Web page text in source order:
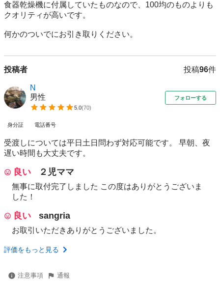
食器乾燥機に付属していたものなので、100均のものよりも
クオリティが高いです。
何かのついでにお引き取りください。
投稿者 投稿96件
N
男性
5.0(70)
フォローする
身分証 電話番号
受渡しについては平日土日問わず対応可能です。 早朝、夜
遅い時間も大丈夫です。
良い ２児ママ
無事に取付完了しました この度はありがとうございま
した！
良い sangria
お取引いただきありがとうございました。
評価をもっと見る
注意事項 通報